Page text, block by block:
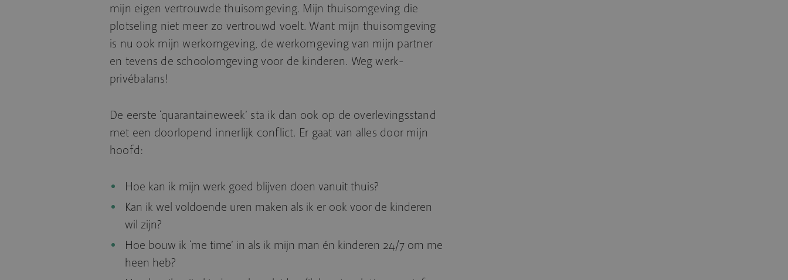
mijn eigen vertrouwde thuisomgeving. Mijn thuisomgeving die
plotseling niet meer zo vertrouwd voelt. Want mijn thuisomgeving
is nu ook mijn werkomgeving, de werkomgeving van mijn partner
en tevens de schoolomgeving voor de kinderen. Weg werk-
privébalans!
De eerste ‘quarantaineweek’ sta ik dan ook op de overlevingsstand
met een doorlopend innerlijk conflict. Er gaat van alles door mijn
hoofd:
Hoe kan ik mijn werk goed blijven doen vanuit thuis?
Kan ik wel voldoende uren maken als ik er ook voor de kinderen
wil zijn?
Hoe bouw ik ‘me time’ in als ik mijn man én kinderen 24/7 om me
heen heb?